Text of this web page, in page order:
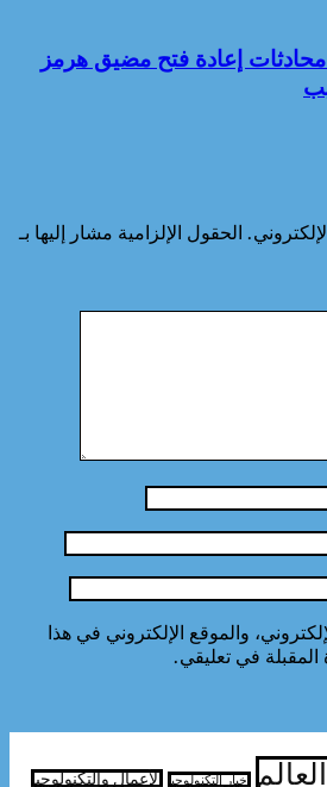
إعادة فتح مضيق هرمز
الحقول الإلزامية مشار إليها بـ
والموقع الإلكتروني في هذا
المقبلة في تعليقي.
اخبار التكنولوجيا الأعمال والتكنولوجيا